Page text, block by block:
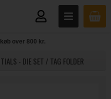
over 800 kr.
- DIE SET / TAG FOLDER